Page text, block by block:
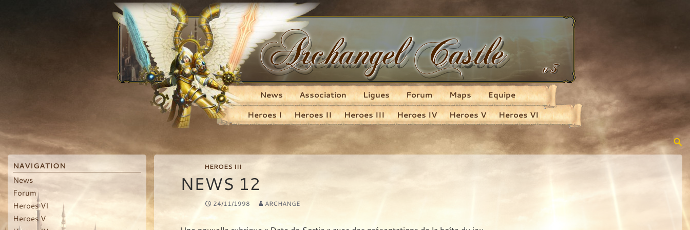
Recherche
Aller au contenu principal
Heroes I Heroes II Heroes III Heroes IV Heroes V Heroes VI
News Association Ligues Forum Maps Equipe
HEROES III
NEWS 12
24/11/1998 ARCHANGE
NAVIGATION
News
Forum
Heroes VI
Heroes V